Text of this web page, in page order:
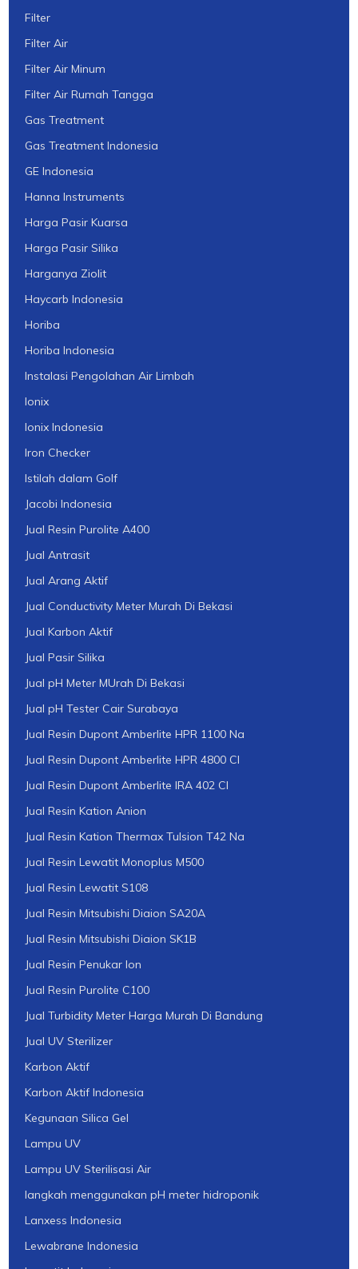
Filter
Filter Air
Filter Air Minum
Filter Air Rumah Tangga
Gas Treatment
Gas Treatment Indonesia
GE Indonesia
Hanna Instruments
Harga Pasir Kuarsa
Harga Pasir Silika
Harganya Ziolit
Haycarb Indonesia
Horiba
Horiba Indonesia
Instalasi Pengolahan Air Limbah
Ionix
Ionix Indonesia
Iron Checker
Istilah dalam Golf
Jacobi Indonesia
Jual Resin Purolite A400
Jual Antrasit
Jual Arang Aktif
Jual Conductivity Meter Murah Di Bekasi
Jual Karbon Aktif
Jual Pasir Silika
Jual pH Meter MUrah Di Bekasi
Jual pH Tester Cair Surabaya
Jual Resin Dupont Amberlite HPR 1100 Na
Jual Resin Dupont Amberlite HPR 4800 Cl
Jual Resin Dupont Amberlite IRA 402 Cl
Jual Resin Kation Anion
Jual Resin Kation Thermax Tulsion T42 Na
Jual Resin Lewatit Monoplus M500
Jual Resin Lewatit S108
Jual Resin Mitsubishi Diaion SA20A
Jual Resin Mitsubishi Diaion SK1B
Jual Resin Penukar Ion
Jual Resin Purolite C100
Jual Turbidity Meter Harga Murah Di Bandung
Jual UV Sterilizer
Karbon Aktif
Karbon Aktif Indonesia
Kegunaan Silica Gel
Lampu UV
Lampu UV Sterilisasi Air
langkah menggunakan pH meter hidroponik
Lanxess Indonesia
Lewabrane Indonesia